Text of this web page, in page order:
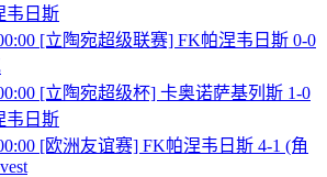
韦日斯
[立陶宛超级联赛] FK帕涅韦日斯 0-0
[立陶宛超级杯] 卡奥诺萨基列斯 1-0
韦日斯
[欧洲友谊赛] FK帕涅韦日斯 4-1 (角